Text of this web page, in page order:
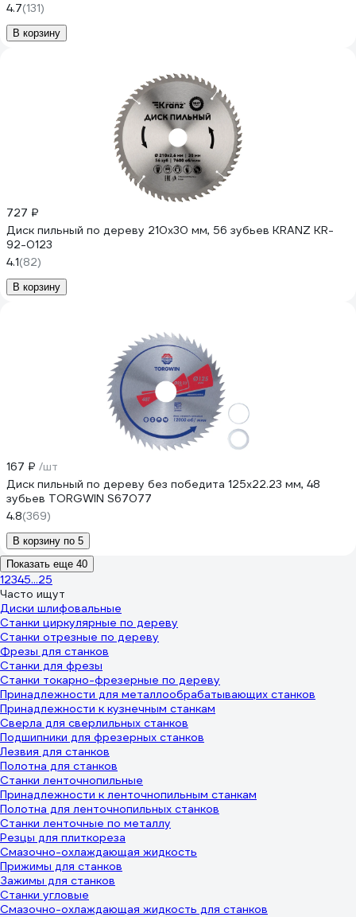
4.7(131)
В корзину
727 ₽
Диск пильный по дереву 210x30 мм, 56 зубьев KRANZ KR-
92-0123
4.1(82)
В корзину
167 ₽ /шт
Диск пильный по дереву без победита 125x22.23 мм, 48
зубьев TORGWIN S67077
4.8(369)
В корзину по 5
Показать еще 40
12345...25
Часто ищут
Диски шлифовальные
Станки циркулярные по дереву
Станки отрезные по дереву
Фрезы для станков
Станки для фрезы
Станки токарно-фрезерные по дереву
Принадлежности для металлообрабатывающих станков
Принадлежности к кузнечным станкам
Сверла для сверлильных станков
Подшипники для фрезерных станков
Лезвия для станков
Полотна для станков
Станки ленточнопильные
Принадлежности к ленточнопильным станкам
Полотна для ленточнопильных станков
Станки ленточные по металлу
Резцы для плиткореза
Смазочно-охлаждающая жидкость
Прижимы для станков
Зажимы для станков
Станки угловые
Смазочно-охлаждающая жидкость для станков